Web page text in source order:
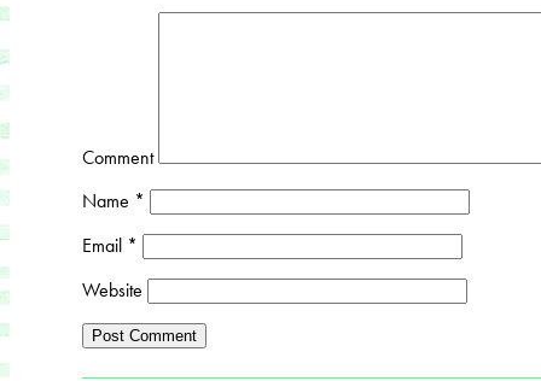
Comment
Name *
Email *
Website